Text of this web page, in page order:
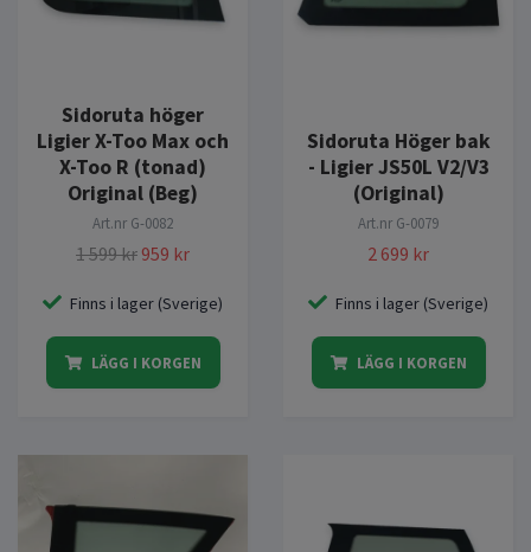
Sidoruta höger
Ligier X-Too Max och
X-Too R (tonad)
Original (Beg)
Art.nr G-0082
1 599 kr 959 kr
Finns i lager (Sverige)
LÄGG I KORGEN
Sidoruta Höger bak
- Ligier JS50L V2/V3
(Original)
Art.nr G-0079
2 699 kr
Finns i lager (Sverige)
LÄGG I KORGEN